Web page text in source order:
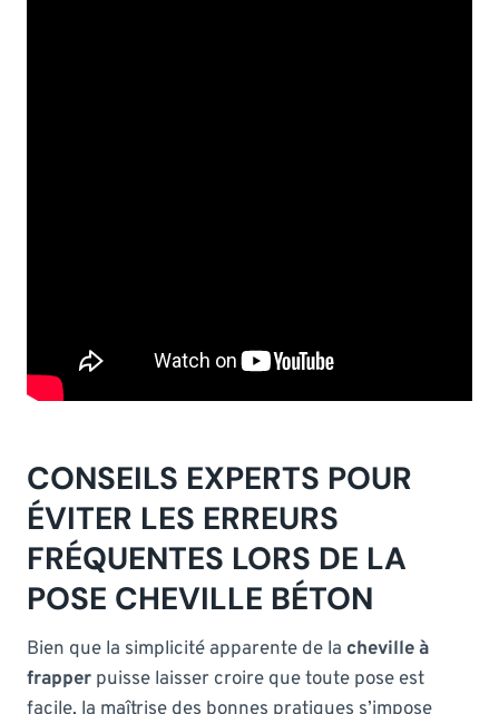
CONSEILS EXPERTS POUR
ÉVITER LES ERREURS
FRÉQUENTES LORS DE LA
POSE CHEVILLE BÉTON
Bien que la simplicité apparente de la cheville à
frapper puisse laisser croire que toute pose est
facile, la maîtrise des bonnes pratiques s’impose